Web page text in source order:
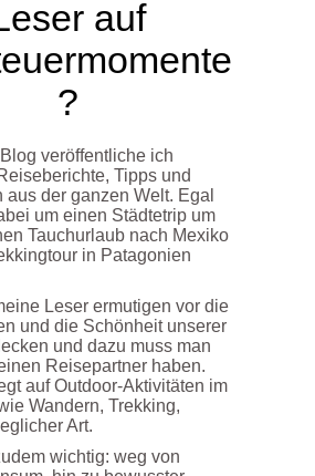
auf
?
veröffentliche ich
Tipps und
aus der ganzen Welt. Egal
um einen Städtetrip um
Tauchurlaub nach Mexiko
in Patagonien
Leser ermutigen vor die
und die Schönheit unserer
und dazu muss man
Reisepartner haben.
auf Outdoor-Aktivitäten im
Wandern, Trekking,
Art.
wichtig: weg von